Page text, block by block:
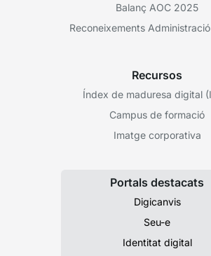
Balanç AOC 2025
Reconeixements
Recursos
Índex de maduresa digital
Campus de formació
Imatge corporativa
Portals destacats
Digicanvis
Seu-e
Identitat digital